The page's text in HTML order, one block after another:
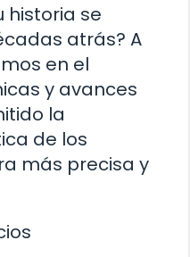
historia se
atrás? A
en el
y avances
la
de los
más precisa y